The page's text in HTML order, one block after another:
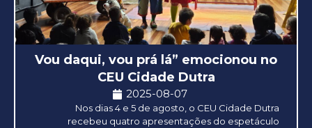
Vou daqui, vou prá lá” emocionou no
CEU Cidade Dutra
2025-08-07
Nos dias 4 e 5 de agosto, o CEU Cidade Dutra
recebeu quatro apresentações do espetáculo